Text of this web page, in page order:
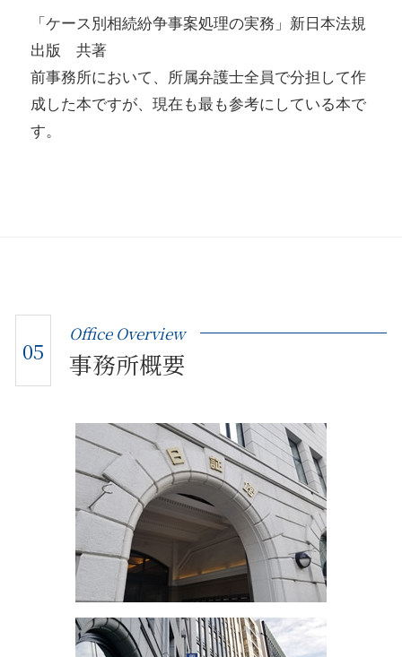
「ケース別相続紛争事案処理の実務」新日本法規
出版 共著
前事務所において、所属弁護士全員で分担して作
成した本ですが、現在も最も参考にしている本で
す。
05
Office Overview
事務所概要